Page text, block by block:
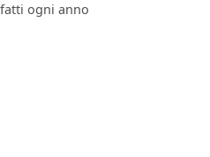
ogni anno